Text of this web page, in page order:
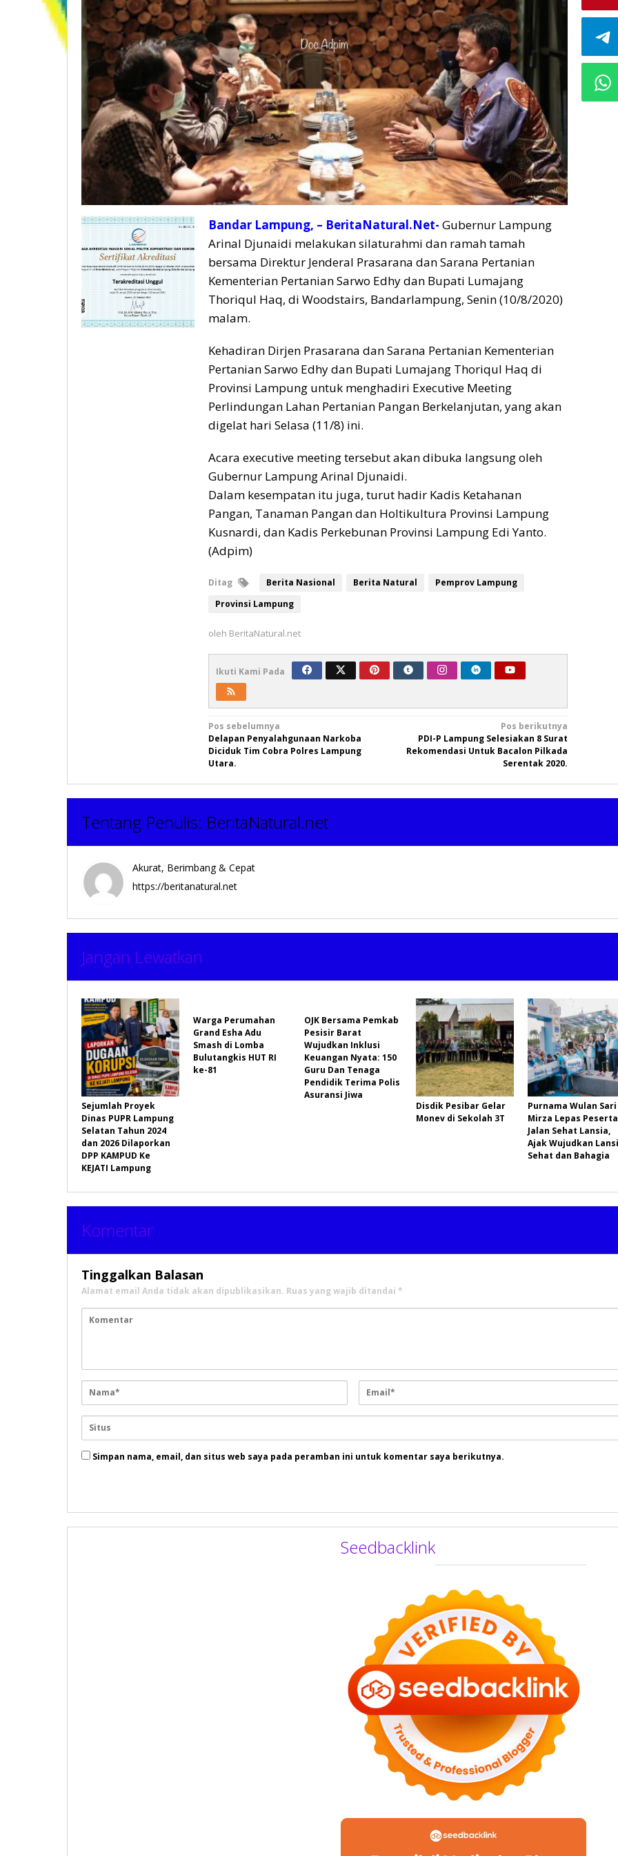
Bandar Lampung, – BeritaNatural.Net- Gubernur Lampung
Arinal Djunaidi melakukan silaturahmi dan ramah tamah
bersama Direktur Jenderal Prasarana dan Sarana Pertanian
Kementerian Pertanian Sarwo Edhy dan Bupati Lumajang
Thoriqul Haq, di Woodstairs, Bandarlampung, Senin (10/8/2020)
malam.
Kehadiran Dirjen Prasarana dan Sarana Pertanian Kementerian
Pertanian Sarwo Edhy dan Bupati Lumajang Thoriqul Haq di
Provinsi Lampung untuk menghadiri Executive Meeting
Perlindungan Lahan Pertanian Pangan Berkelanjutan, yang akan
digelat hari Selasa (11/8) ini.
Acara executive meeting tersebut akan dibuka langsung oleh
Gubernur Lampung Arinal Djunaidi.
Dalam kesempatan itu juga, turut hadir Kadis Ketahanan
Pangan, Tanaman Pangan dan Holtikultura Provinsi Lampung
Kusnardi, dan Kadis Perkebunan Provinsi Lampung Edi Yanto.
(Adpim)
Ditag Berita Nasional Berita Natural
Pemprov Lampung
Provinsi Lampung
oleh BeritaNatural.net
Ikuti Kami Pada
Navigasi
pos
Pos sebelumnya
Delapan Penyalahgunaan Narkoba
Diciduk Tim Cobra Polres Lampung
Utara.
Pos berikutnya
PDI-P Lampung Selesiakan 8 Surat
Rekomendasi Untuk Bacalon Pilkada
Serentak 2020.
Tentang Penulis: BeritaNatural.net
Akurat, Berimbang & Cepat
https://beritanatural.net
Jangan Lewatkan
Sejumlah Proyek
Dinas PUPR Lampung
Selatan Tahun 2024
dan 2026 Dilaporkan
DPP KAMPUD Ke
KEJATI Lampung
Warga Perumahan
Grand Esha Adu
Smash di Lomba
Bulutangkis HUT RI
ke-81
OJK Bersama Pemkab
Pesisir Barat
Wujudkan Inklusi
Keuangan Nyata: 150
Guru Dan Tenaga
Pendidik Terima Polis
Asuransi Jiwa
Disdik Pesibar Gelar
Monev di Sekolah 3T
Purnama Wulan Sari
Mirza Lepas Peserta
Jalan Sehat Lansia,
Ajak Wujudkan
Sehat dan Bahagia
Komentar
Tinggalkan Balasan
Alamat email Anda tidak akan dipublikasikan. Ruas yang wajib ditandai *
Simpan nama, email, dan situs web saya pada peramban ini untuk komentar saya berikutnya.
Seedbacklink